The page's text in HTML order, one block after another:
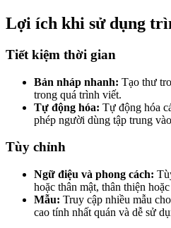
Lợi ích khi sử dụng
Tiết kiệm thời gian
Bản nháp nhanh: Tạo thư
trong quá trình viết.
Tự động hóa: Tự động hóa
phép người dùng tập trung
Tùy chỉnh
Ngữ điệu và phong cách:
hoặc thân mật, thân thiện
Mẫu: Truy cập nhiều mẫu
cao tính nhất quán và dễ sử